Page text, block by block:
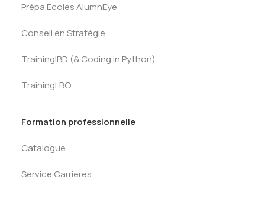
Prépa Ecoles AlumnEye
Conseil en Stratégie
TrainingIBD (& Coding in Python)
TrainingLBO
Formation professionnelle
Catalogue
Service Carrières